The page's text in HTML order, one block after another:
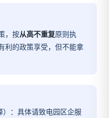
，按从高不重复原则执
利的政策享受，但不能拿
：具体请致电园区企服